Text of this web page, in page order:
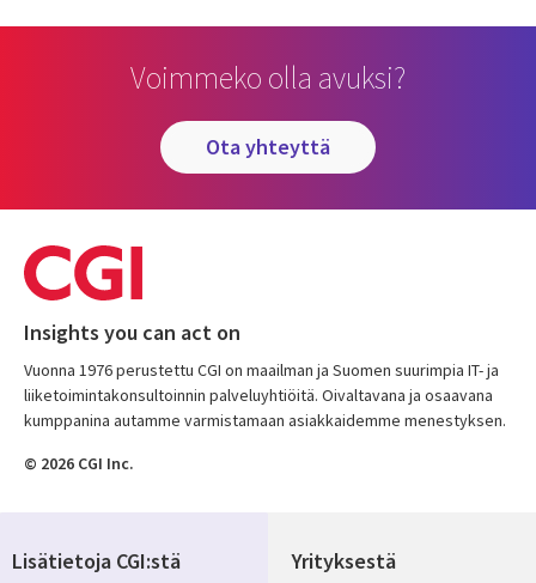
Voimmeko olla avuksi?
ota yhteyttä
Insights you can act on
Vuonna 1976 perustettu CGI on maailman ja Suomen suurimpia IT- ja
liiketoimintakonsultoinnin palveluyhtiöitä. Oivaltavana ja osaavana
kumppanina autamme varmistamaan asiakkaidemme menestyksen.
© 2026 CGI Inc.
Yrityksestä
Lisätietoja CGI:stä